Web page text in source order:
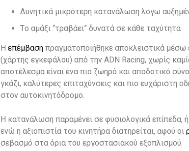
Δυνητικά μικρότερη κατανάλωση λόγω
Tο αμάξι “τραβάει” δυνατά σε κάθε ταχύτητα
Η επέμβαση πραγματοποιήθηκε αποκλειστικά
(χάρτης εγκεφάλου) από την ADN Racing, χωρίς
αποτέλεσμα είναι ένα πιο ζωηρό και αποδοτικό
γκάζι, καλύτερες επιταχύνσεις και πιο ευχάριστη
στον αυτοκινητόδρομο.
Η κατανάλωση παραμένει σε φυσιολογικά επίπεδα,
ενώ η αξιοπιστία του κινητήρα διατηρείται, αφού οι
σεβασμό στα όρια του εργοστασιακού εξοπλισμού.